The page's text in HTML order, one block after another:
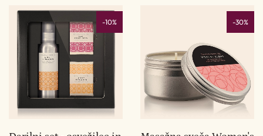
-10% -30%